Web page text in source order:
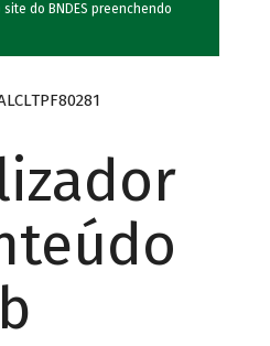
do BNDES preenchendo